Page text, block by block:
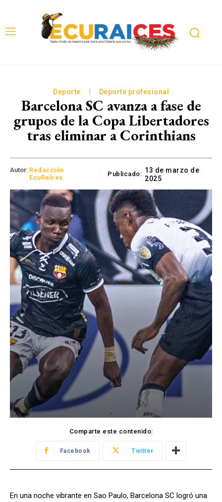
Deporte Deporte profesional
Barcelona SC avanza a fase de
grupos de la Copa Libertadores
tras eliminar a Corinthians
Autor: Redacción
EcuRaíces
Publicado: 13 de marzo de
2025
Comparte este contenido:
Facebook Twitter
En una noche vibrante en Sao Paulo, Barcelona SC logró una